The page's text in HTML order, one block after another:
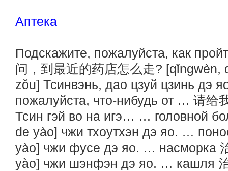
Аптека
Подскажите, пожалуйста, как
问，到最近的药店怎么走?
zǒu] Тсинвэнь, дао цзуй цзинь дэ
пожалуйста, что-нибудь от … 请
Тсин гэй во на игэ… … головной
de yào] чжи тхоутхэн дэ яо. …
yào] чжи фусе дэ яо. … насморка
yào] чжи шэнфэн дэ яо. … кашля